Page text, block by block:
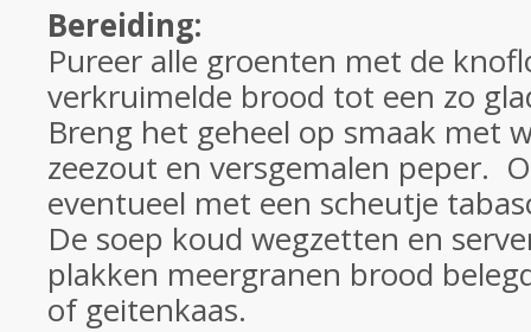
Bereiding:
Pureer alle groenten met de
verkruimelde brood tot een zo
Breng het geheel op smaak met
zeezout en versgemalen peper.
eventueel met een scheutje
De soep koud wegzetten en
plakken meergranen brood
of geitenkaas.